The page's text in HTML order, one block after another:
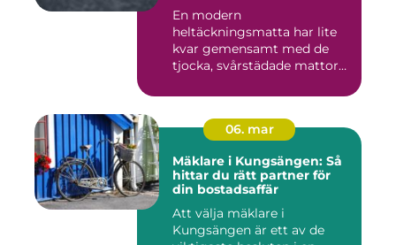
En modern
heltäckningsmatta har lite
kvar gemensamt med de
tjocka, svårstädade mattor
06. mar
Mäklare i Kungsängen: Så
hittar du rätt partner för
din bostadsaffär
Att välja mäklare i
Kungsängen är ett av de